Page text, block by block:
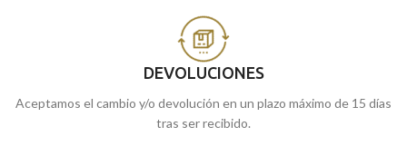
DEVOLUCIONES
Aceptamos el cambio y/o devolución en un plazo máximo de 15 días
tras ser recibido.